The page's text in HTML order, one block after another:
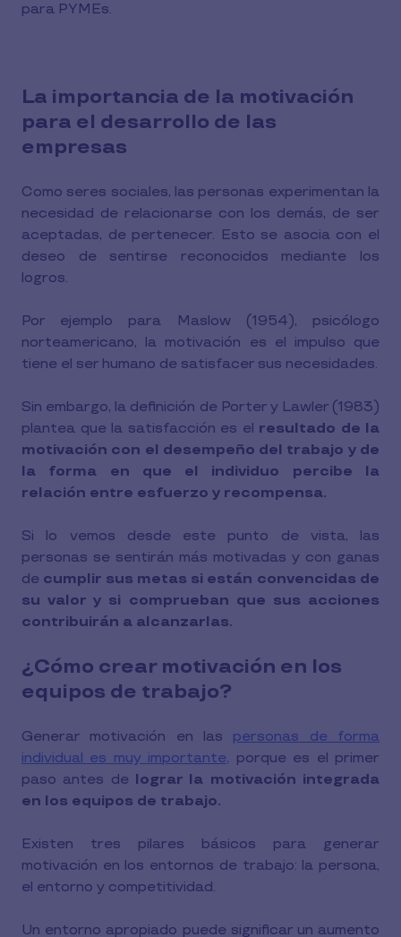
para PYMEs.
La importancia de la motivación
para el desarrollo de las
empresas
Como seres sociales, las personas experimentan la
necesidad de relacionarse con los demás, de ser
aceptadas, de pertenecer. Esto se asocia con el
deseo de sentirse reconocidos mediante los
logros.
Por ejemplo para Maslow (1954), psicólogo
norteamericano, la motivación es el impulso que
tiene el ser humano de satisfacer sus necesidades.
Sin embargo, la definición de Porter y Lawler (1983)
plantea que la satisfacción es el resultado de la
motivación con el desempeño del trabajo y de
la forma en que el individuo percibe la
relación entre esfuerzo y recompensa.
Si lo vemos desde este punto de vista, las
personas se sentirán más motivadas y con ganas
de cumplir sus metas si están convencidas de
su valor y si comprueban que sus acciones
contribuirán a alcanzarlas.
¿Cómo crear motivación en los
equipos de trabajo?
Generar motivación en las personas de forma
individual es muy importante, porque es el primer
paso antes de lograr la motivación integrada
en los equipos de trabajo.
Existen tres pilares básicos para generar
motivación en los entornos de trabajo: la persona,
el entorno y competitividad.
Un entorno apropiado puede significar un aumento